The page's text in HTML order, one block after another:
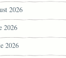
2026
2026
2026